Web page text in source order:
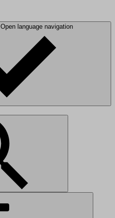
Open language navigation